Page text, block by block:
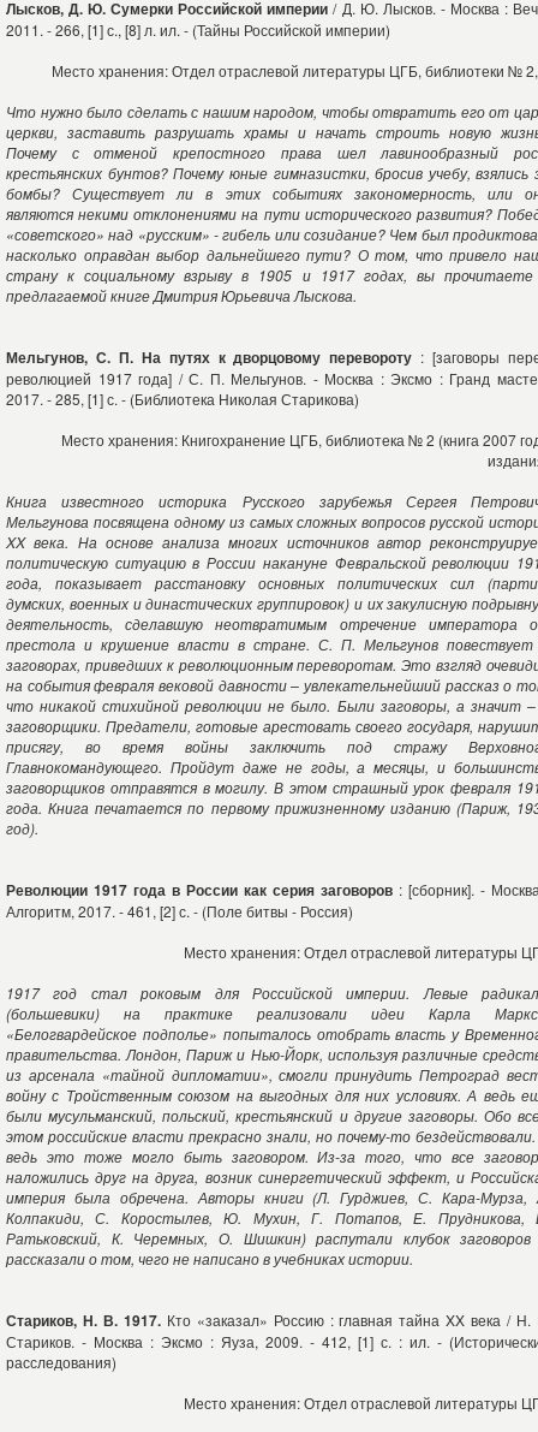
Лысков, Д. Ю. Сумерки Российской империи / Д. Ю. Лысков. - Москва :
2011. - 266, [1] с., [8] л. ил. - (Тайны Российской империи)
Место хранения: Отдел отраслевой литературы ЦГБ, библиотеки №
Что нужно было сделать с нашим народом, чтобы отвратить его от
церкви, заставить разрушать храмы и начать строить новую
Почему с отменой крепостного права шел лавинообразный
крестьянских бунтов? Почему юные гимназистки, бросив учебу, взялись
бомбы? Существует ли в этих событиях закономерность, или
являются некими отклонениями на пути исторического развития?
«советского» над «русским» - гибель или созидание? Чем был
насколько оправдан выбор дальнейшего пути? О том, что привело
страну к социальному взрыву в 1905 и 1917 годах, вы
предлагаемой книге Дмитрия Юрьевича Лыскова.
Мельгунов, С. П. На путях к дворцовому перевороту : [заговоры
революцией 1917 года] / С. П. Мельгунов. - Москва : Эксмо : Гранд
2017. - 285, [1] с. - (Библиотека Николая Старикова)
Место хранения: Книгохранение ЦГБ, библиотека № 2 (книга 2007
Книга известного историка Русского зарубежья Сергея
Мельгунова посвящена одному из самых сложных вопросов русской
XX века. На основе анализа многих источников автор
политическую ситуацию в России накануне Февральской революции
года, показывает расстановку основных политических сил
думских, военных и династических группировок) и их закулисную
деятельность, сделавшую неотвратимым отречение императора
престола и крушение власти в стране. С. П. Мельгунов
заговорах, приведших к революционным переворотам. Это взгляд
на события февраля вековой давности – увлекательнейший рассказ о
что никакой стихийной революции не было. Были заговоры, а значит
заговорщики. Предатели, готовые арестовать своего государя,
присягу, во время войны заключить под стражу
Главнокомандующего. Пройдут даже не годы, а месяцы, и
заговорщиков отправятся в могилу. В этом страшный урок февраля
года. Книга печатается по первому прижизненному изданию (Париж,
год).
Революции 1917 года в России как серия заговоров : [сборник]. -
Алгоритм, 2017. - 461, [2] с. - (Поле битвы - Россия)
Место хранения: Отдел отраслевой литературы
1917 год стал роковым для Российской империи. Левые
(большевики) на практике реализовали идеи Карла
«Белогвардейское подполье» попыталось отобрать власть у
правительства. Лондон, Париж и Нью-Йорк, используя различные
из арсенала «тайной дипломатии», смогли принудить Петроград
войну с Тройственным союзом на выгодных для них условиях. А ведь
были мусульманский, польский, крестьянский и другие заговоры. Обо
этом российские власти прекрасно знали, но почему-то
ведь это тоже могло быть заговором. Из-за того, что все
наложились друг на друга, возник синергетический эффект, и
империя была обречена. Авторы книги (Л. Гурджиев, С. Кара-Мурза,
Колпакиди, С. Коростылев, Ю. Мухин, Г. Потапов, Е. Прудникова,
Ратьковский, К. Черемных, О. Шишкин) распутали клубок
рассказали о том, чего не написано в учебниках истории.
Стариков, Н. В. 1917. Кто «заказал» Россию : главная тайна XX века / Н.
Стариков. - Москва : Эксмо : Яуза, 2009. - 412, [1] с. : ил. -
расследования)
Место хранения: Отдел отраслевой литературы